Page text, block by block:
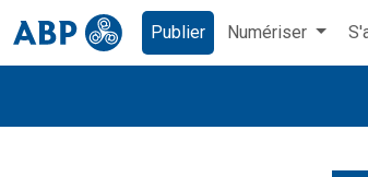
Publier Numériser